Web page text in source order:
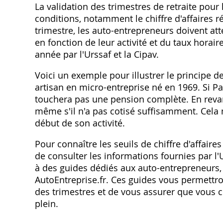
La validation des trimestres de retraite
conditions‚ notamment le chiffre d'affaires
trimestre‚ les auto-entrepreneurs doivent
en fonction de leur activité et du taux
année par l'Urssaf et la Cipav.
Voici un exemple pour illustrer le principe
artisan en micro-entreprise né en 1969. Si
touchera pas une pension complète. En
même s'il n'a pas cotisé suffisamment.
début de son activité.
Pour connaître les seuils de chiffre
de consulter les informations fournies par
à des guides dédiés aux auto-
AutoEntreprise.fr. Ces guides vous
des trimestres et de vous assurer que
plein.